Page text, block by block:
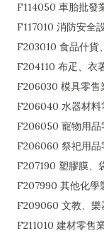
F114050 車胎批發
F117010 消防安全
F203010 食品什貨
F204110 布疋、衣
F206030 模具零售
F206040 水器材料
F206050 寵物用品
F206060 祭祀用品
F207190 塑膠膜、
F207990 其他化學
F209060 文教、樂
F211010 建材零售